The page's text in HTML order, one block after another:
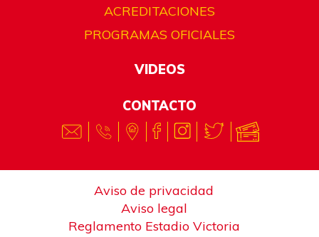
ACREDITACIONES
PROGRAMAS OFICIALES
VIDEOS
CONTACTO
Aviso de privacidad
Aviso legal
Reglamento Estadio Victoria